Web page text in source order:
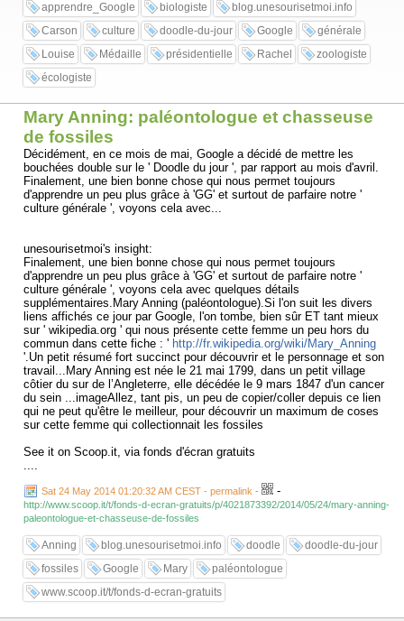
apprendre_Google biologiste
blog.unesourisetmoi.info
Carson
culture doodle-du-jour Google
générale
Louise
Médaille présidentielle Rachel
zoologiste
écologiste
Mary Anning: paléontologue et chasseuse
de fossiles
Décidément, en ce mois de mai, Google a décidé de mettre les
bouchées double sur le ' Doodle du jour ', par rapport au mois d'avril.
Finalement, une bien bonne chose qui nous permet toujours
d'apprendre un peu plus grâce à 'GG' et surtout de parfaire notre '
culture générale ', voyons cela avec...
unesourisetmoi's insight:
Finalement, une bien bonne chose qui nous permet toujours
d'apprendre un peu plus grâce à 'GG' et surtout de parfaire notre '
culture générale ', voyons cela avec quelques détails
supplémentaires.Mary Anning (paléontologue).Si l'on suit les divers
liens affichés ce jour par Google, l'on tombe, bien sûr ET tant mieux
sur ' wikipedia.org ' qui nous présente cette femme un peu hors du
commun dans cette fiche : ' http://fr.wikipedia.org/wiki/Mary_Anning
'.Un petit résumé fort succinct pour découvrir et le personnage et son
travail...Mary Anning est née le 21 mai 1799, dans un petit village
côtier du sur de l’Angleterre, elle décédée le 9 mars 1847 d'un cancer
du sein ...imageAllez, tant pis, un peu de copier/coller depuis ce lien
qui ne peut qu'être le meilleur, pour découvrir un maximum de coses
sur cette femme qui collectionnait les fossiles
See it on Scoop.it, via fonds d'écran gratuits
....
Sat 24 May 2014 01:20:32 AM CEST - permalink - -
http://www.scoop.it/t/fonds-d-ecran-gratuits/p/4021873392/2014/05/24/mary-anning-
paleontologue-et-chasseuse-de-fossiles
Anning blog.unesourisetmoi.info doodle
doodle-du-jour
fossiles
Google Mary
paléontologue
www.scoop.it/t/fonds-d-ecran-gratuits